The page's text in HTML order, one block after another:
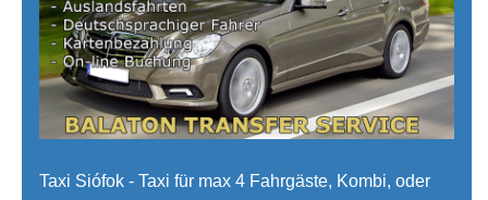
Taxi Siófok - Taxi für max 4 Fahrgäste, Kombi, oder